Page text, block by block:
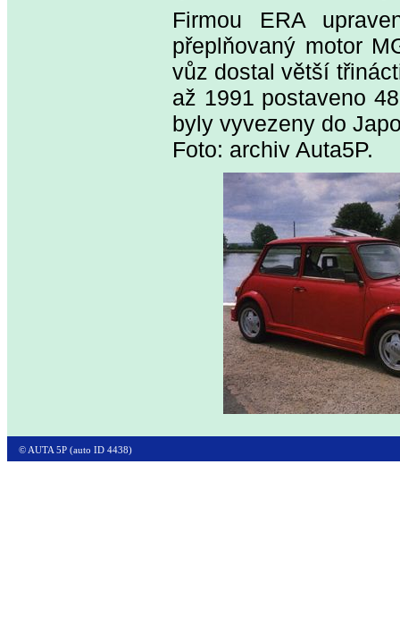
Firmou ERA
přeplňovaný motor
vůz dostal větší
až 1991 postaveno
byly vyvezeny do
Foto: archiv Auta5P.
© AUTA 5P (auto ID 4438)